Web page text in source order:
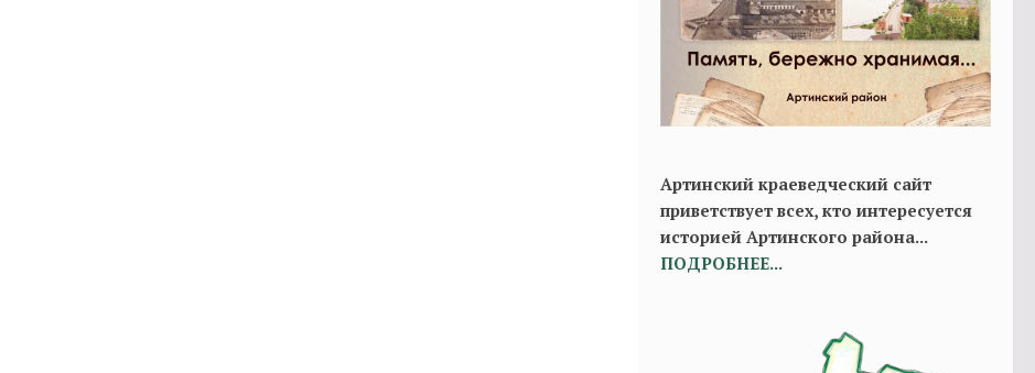
Артинский краеведческий сайт
приветствует всех, кто интересуется
историей Артинского района...
ПОДРОБНЕЕ...